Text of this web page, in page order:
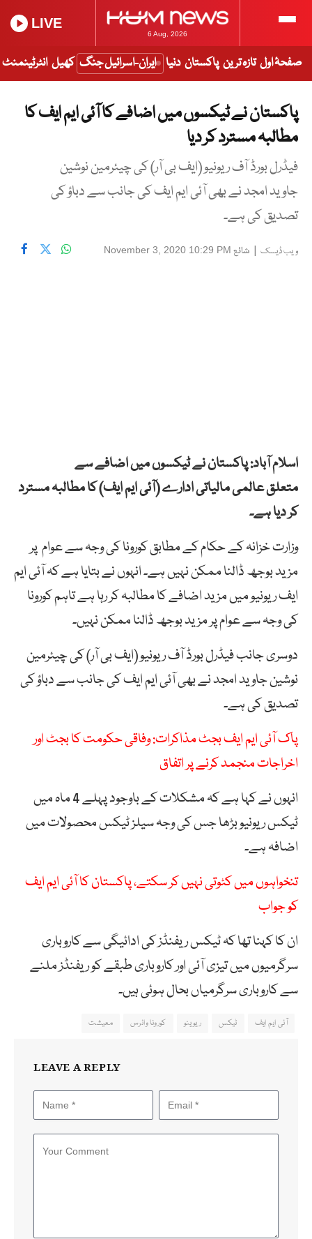
6 Aug, 2026
LIVE
صفحۂ اول تازہ ترین پاکستان دنیا ایران-اسرائیل جنگ کھیل انٹرٹینمنٹ
پاکستان نے ٹیکسوں میں اضافے کا آئی ایم ایف کا
مطالبہ مسترد کر دیا
فیڈرل بورڈ آف ریونیو (ایف بی آر) کی چیئرمین نوشین
جاوید امجد نے بھی آئی ایم ایف کی جانب سے دباؤ کی
تصدیق کی ہے۔
ویب ڈیسک | شائع November 3, 2020 10:29 PM
اسلام آباد: پاکستان نے ٹیکسوں میں اضافے سے
متعلق عالمی مالیاتی ادارے (آئی ایم ایف) کا مطالبہ مسترد
کر دیا ہے۔
وزارت خزانہ کے حکام کے مطابق کورونا کی وجہ سے عوام پر
مزید بوجھ ڈالنا ممکن نہیں ہے۔ انہوں نے بتایا ہے کہ آئی ایم
ایف ریونیو میں مزید اضافے کا مطالبہ کر رہا ہے تاہم کورونا
کی وجہ سے عوام پر مزید بوجھ ڈالنا ممکن نہیں۔
دوسری جانب فیڈرل بورڈ آف ریونیو (ایف بی آر) کی چیئرمین
نوشین جاوید امجد نے بھی آئی ایم ایف کی جانب سے دباؤ کی
تصدیق کی ہے۔
پاک آئی ایم ایف بجٹ مذاکرات: وفاقی حکومت کا بجٹ اور
اخراجات منجمد کرنے پر اتفاق
انہوں نے کہا ہے کہ مشکلات کے باوجود پہلے 4 ماہ میں
ٹیکس ریونیو بڑھا جس کی وجہ سیلز ٹیکس محصولات میں
اضافہ ہے۔
تنخواہوں میں کٹوتی نہیں کر سکتے، پاکستان کا آئی ایم ایف
کو جواب
ان کا کہنا تھا کہ ٹیکس ریفنڈز کی ادائیگی سے کاروباری
سرگرمیوں میں تیزی آئی اور کاروباری طبقے کو ریفنڈز ملنے
سے کاروباری سرگرمیاں بحال ہوئی ہیں۔
آئی ایم ایف ٹیکس ریوینو کورونا وائرس معیشت
LEAVE A REPLY